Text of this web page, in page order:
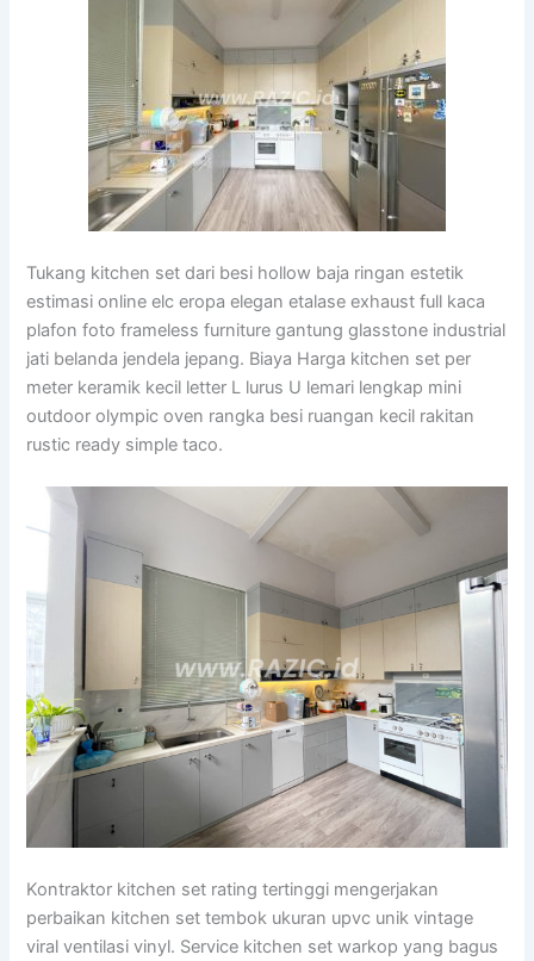
Tukang kitchen set dari besi hollow baja ringan estetik
estimasi online elc eropa elegan etalase exhaust full kaca
plafon foto frameless furniture gantung glasstone industrial
jati belanda jendela jepang. Biaya Harga kitchen set per
meter keramik kecil letter L lurus U lemari lengkap mini
outdoor olympic oven rangka besi ruangan kecil rakitan
rustic ready simple taco.
Kontraktor kitchen set rating tertinggi mengerjakan
perbaikan kitchen set tembok ukuran upvc unik vintage
viral ventilasi vinyl. Service kitchen set warkop yang bagus